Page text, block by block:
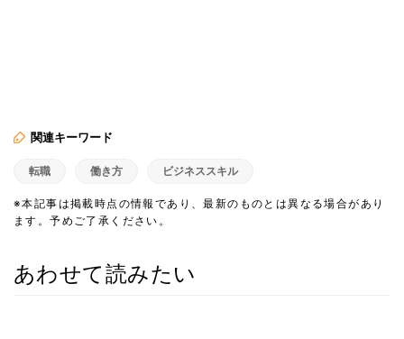
関連キーワード
転職 働き方 ビジネススキル
※本記事は掲載時点の情報であり、最新のものとは異なる場合があり
ます。予めご了承ください。
あわせて読みたい